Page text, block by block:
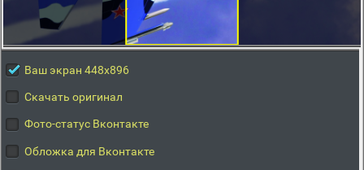
Ваш экран 448x896
Скачать оригинал
Фото-статус Вконтакте
Обложка для Вконтакте